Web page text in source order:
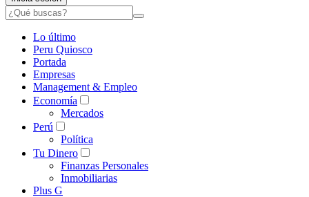
Lo último
Peru Quiosco
Portada
Empresas
Management & Empleo
Economía
Mercados
Perú
Política
Tu Dinero
Finanzas Personales
Inmobiliarias
Plus G